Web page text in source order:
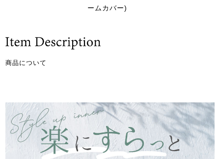
ームカバー)
商品について